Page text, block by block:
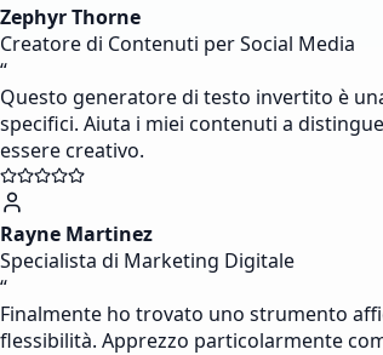
Zephyr Thorne
Creatore di Contenuti per Social Media
“
Questo generatore di testo invertito è
specifici. Aiuta i miei contenuti a
essere creativo.
Rayne Martinez
Specialista di Marketing Digitale
“
Finalmente ho trovato uno strumento
flessibilità. Apprezzo particolarmente